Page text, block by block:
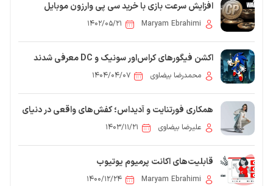
افزایش سرعت بازی با خرید سی پی وارزون موبایل
Maryam Ebrahimi ۱۴۰۲/۰۵/۲۱
اکشن فیگورهای کراس‌اور سونیک و DC معرفی شدند
محمدرضا بیضاوی ۱۴۰۴/۰۴/۰۷
همکاری فورتنایت و آدیداس؛ کفش‌های واقعی در دنیای
مجازی!
علیرضا بیضاوی ۱۴۰۳/۱۱/۲۱
قابلیت‌های اکانت پرمیوم یوتیوب
Maryam Ebrahimi ۱۴۰۰/۱۲/۲۴